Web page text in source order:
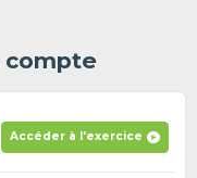
compte
Accéder à l'exercice